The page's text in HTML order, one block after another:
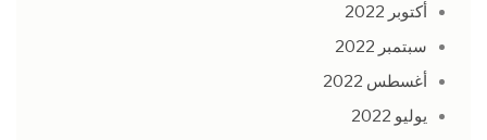
أكتوبر 2022
سبتمبر 2022
أغسطس 2022
يوليو 2022